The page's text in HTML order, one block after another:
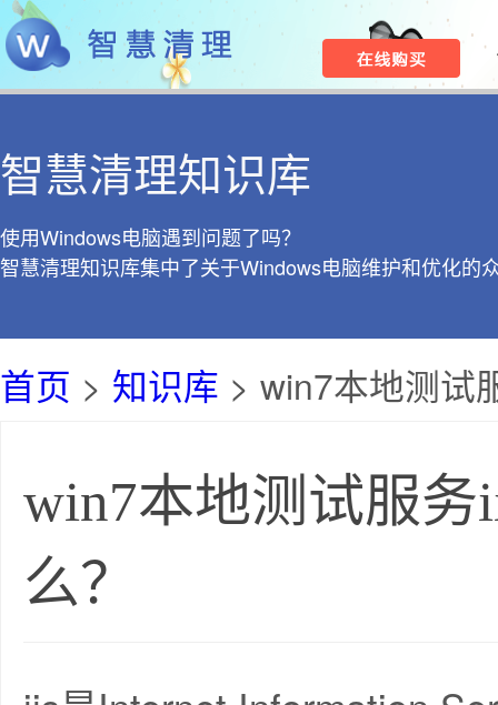
智慧清理知识库
使用Windows电脑遇到问题了吗？
智慧清理知识库集中了关于Windows电脑维护和优化的
首页 > 知识库 > win7本地测试
win7本地测试服
么？